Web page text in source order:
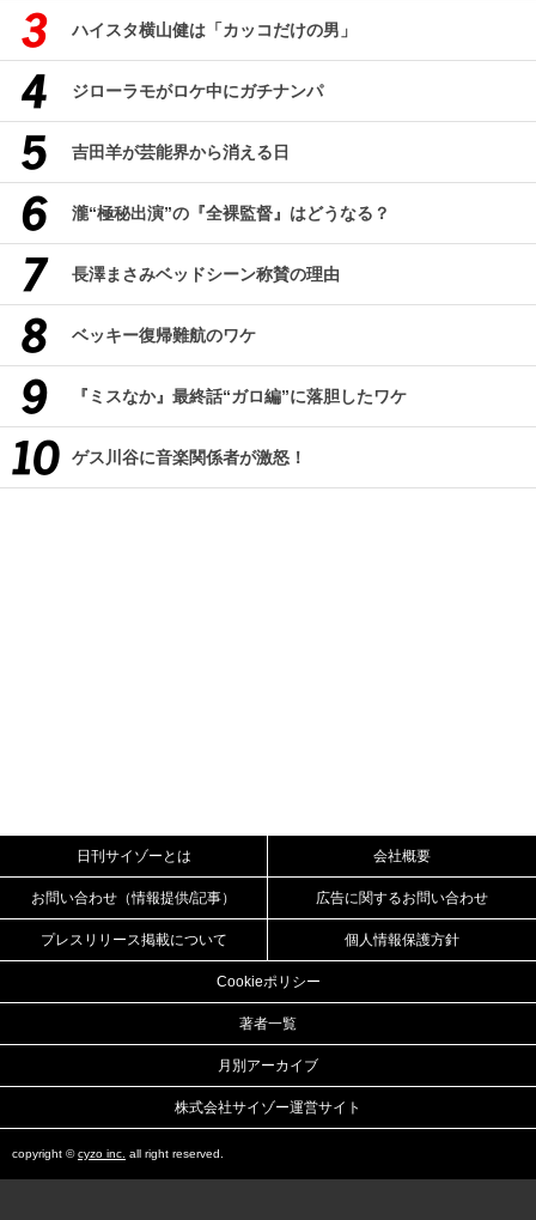
ハイスタ横山健は「カッコだけの男」
ジローラモがロケ中にガチナンパ
吉田羊が芸能界から消える日
瀧“極秘出演”の『全裸監督』はどうなる？
長澤まさみベッドシーン称賛の理由
ベッキー復帰難航のワケ
『ミスなか』最終話“ガロ編”に落胆したワケ
ゲス川谷に音楽関係者が激怒！
日刊サイゾーとは 会社概要
お問い合わせ（情報提供/記事） 広告に関するお問い合わせ
プレスリリース掲載について 個人情報保護方針
Cookieポリシー
著者一覧
月別アーカイブ
株式会社サイゾー運営サイト
copyright ©cyzo inc. all right reserved.